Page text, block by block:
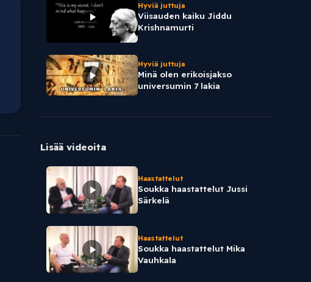
Hyviä juttuja
Viisauden kaiku Jiddu
Krishnamurti
Hyviä juttuja
Minä olen erikoisjakso
universumin 7 lakia
Lisää videoita
Haastattelut
Soukka haastattelut Jussi
Särkelä
Haastattelut
Soukka haastattelut Mika
Vauhkala